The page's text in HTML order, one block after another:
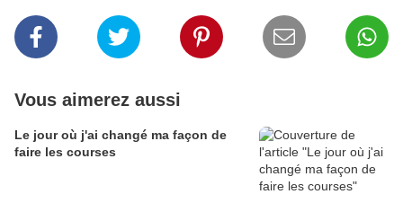
Vous aimerez aussi
Le jour où j'ai changé ma façon de
faire les courses